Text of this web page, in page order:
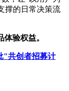
撑的日常决策流
体验权益。
"共创者招募计